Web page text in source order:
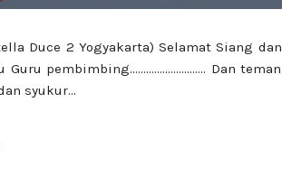
Duce 2 Yogyakarta) Selamat Siang dan
Guru pembimbing………………………. Dan teman
syukur...